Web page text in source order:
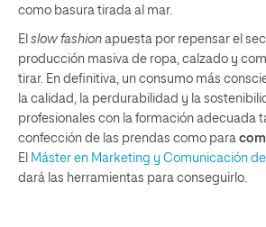
como basura tirada al mar.
El slow fashion apuesta por repensar el
producción masiva de ropa, calzado y
tirar. En definitiva, un consumo más
la calidad, la perdurabilidad y la
profesionales con la formación adecuada
confección de las prendas como para
El
Máster en Marketing y Comunicación
dará las herramientas para conseguirlo.